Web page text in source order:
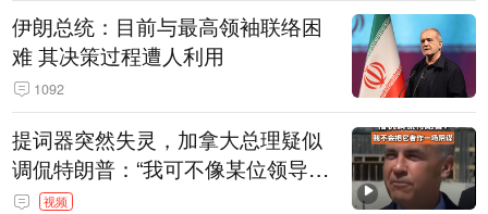
伊朗总统：目前与最高领袖联络困
难 其决策过程遭人利用
1092
提词器突然失灵，加拿大总理疑似
调侃特朗普：“我可不像某位领导
人，把这当成一场阴谋”，全场哄笑
视频